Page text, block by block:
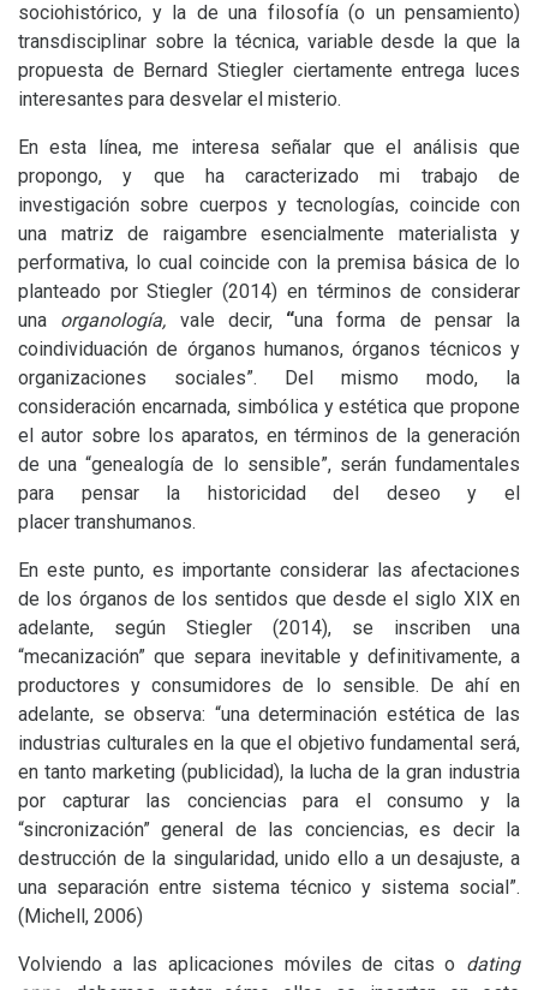
sociohistórico, y la de una filosofía (o un pensamiento)
transdisciplinar sobre la técnica, variable desde la que la
propuesta de Bernard Stiegler ciertamente entrega luces
interesantes para desvelar el misterio.
En esta línea, me interesa señalar que el análisis que
propongo, y que ha caracterizado mi trabajo de
investigación sobre cuerpos y tecnologías, coincide con
una matriz de raigambre esencialmente materialista y
performativa, lo cual coincide con la premisa básica de lo
planteado por Stiegler (2014) en términos de considerar
una organología, vale decir,“una forma de pensar la
coindividuación de órganos humanos, órganos técnicos y
organizaciones sociales”. Del mismo modo, la
consideración encarnada, simbólica y estética que propone
el autor sobre los aparatos, en términos de la generación
de una “genealogía de lo sensible”, serán fundamentales
para pensar la historicidad del deseo y el
placer transhumanos.
En este punto, es importante considerar las afectaciones
de los órganos de los sentidos que desde el siglo XIXen
adelante, según Stiegler (2014), se inscriben una
“mecanización” que separa inevitable y definitivamente, a
productores y consumidores de lo sensible. De ahí en
adelante, se observa: “una determinación estética de las
industrias culturales en la que el objetivo fundamental será,
en tanto marketing (publicidad), la lucha de la gran industria
por capturar las conciencias para el consumo y la
“sincronización” general de las conciencias, es decir la
destrucción de la singularidad, unido ello a un desajuste, a
una separación entre sistema técnico y sistema social”.
(Michell, 2006)
Volviendo a las aplicaciones móviles de citas o dating